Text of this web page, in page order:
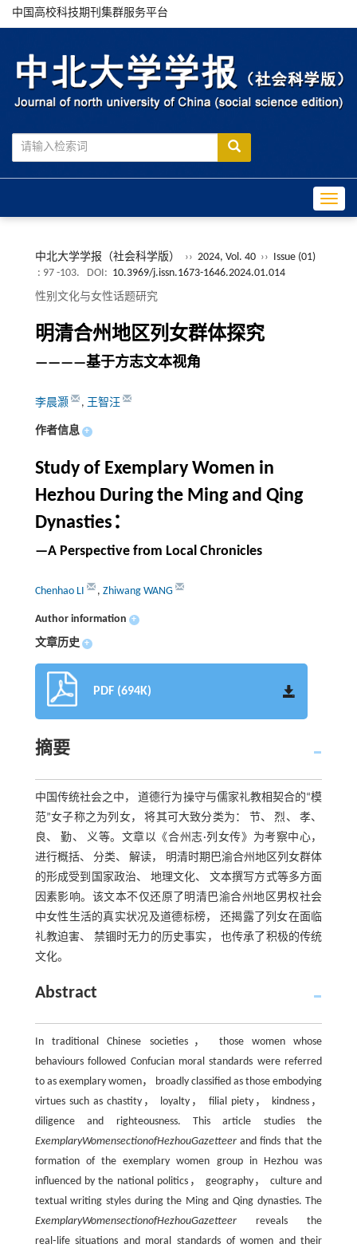
中国高校科技期刊集群服务平台
中北大学学报（社会科学版） ›› 2024, Vol. 40 ››
Issue (01)
: 97 -103.
DOI: 10.3969/j.issn.1673-1646.2024.01.014
性别文化与女性话题研究
明清合州地区列女群体探究
————基于方志文本视角
李晨灏 , 王智汪
作者信息 +
Study of Exemplary Women in
Hezhou During the Ming and Qing
Dynasties：
—A Perspective from Local Chronicles
Chenhao LI , Zhiwang WANG
Author information +
文章历史 +
PDF (694K)
摘要
中国传统社会之中， 道德行为操守与儒家礼教相契合的“模
范”女子称之为列女， 将其可大致分类为： 节、 烈、 孝、
良、 勤、 义等。文章以《合州志·列女传》为考察中心，
进行概括、 分类、 解读， 明清时期巴渝合州地区列女群体
的形成受到国家政治、 地理文化、 文本撰写方式等多方面
因素影响。该文本不仅还原了明清巴渝合州地区男权社会
中女性生活的真实状况及道德标榜， 还揭露了列女在面临
礼教迫害、 禁锢时无力的历史事实， 也传承了积极的传统
文化。
Abstract
In traditional Chinese societies， those women whose
behaviours followed Confucian moral standards were referred
to as exemplary women， broadly classified as those embodying
virtues such as chastity， loyalty， filial piety， kindness，
diligence and righteousness. This article studies the
ExemplaryWomensectionofHezhouGazetteerand finds that the
formation of the exemplary women group in Hezhou was
influenced by the national politics， geography， culture and
textual writing styles during the Ming and Qing dynasties. The
ExemplaryWomensectionofHezhouGazetteerreveals the
real⁃life situations and moral standards of women and their